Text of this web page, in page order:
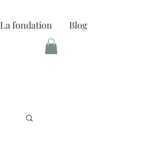
La fondation Blog